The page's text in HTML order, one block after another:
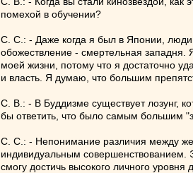
помехой в обучении?
С. С.: - Даже когда я был в Японии, люди
обожествление - смертельная
моей жизни, потому что я достаточно
и власть. Я думаю, что большим
С. В.: - В Буддизме существует лозунг,
бы ответить, что было самым большим
С. С.: - Непонимание различия между
индивидуальным
смогу достичь высокого личного